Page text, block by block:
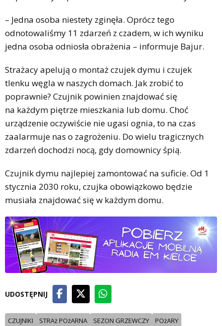
– Jedna osoba niestety zginęła. Oprócz tego
odnotowaliśmy 11 zdarzeń z czadem, w ich wyniku
jedna osoba odniosła obrażenia – informuje Bajur.
Strażacy apelują o montaż czujek dymu i czujek
tlenku węgla w naszych domach. Jak zrobić to
poprawnie? Czujnik powinien znajdować się
na każdym piętrze mieszkania lub domu. Choć
urządzenie oczywiście nie ugasi ognia, to na czas
zaalarmuje nas o zagrożeniu. Do wielu tragicznych
zdarzeń dochodzi nocą, gdy domownicy śpią.
Czujnik dymu najlepiej zamontować na suficie. Od 1
stycznia 2030 roku, czujka obowiązkowo będzie
musiała znajdować się w każdym domu.
UDOSTĘPNIJ
CZUJNIKI STRAż POżARNA SEZON GRZEWCZY POżARY